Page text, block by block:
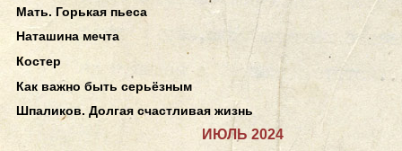
Мать. Горькая пьеса
Наташина мечта
Костер
Как важно быть серьёзным
Шпаликов. Долгая счастливая жизнь
ИЮЛЬ 2024